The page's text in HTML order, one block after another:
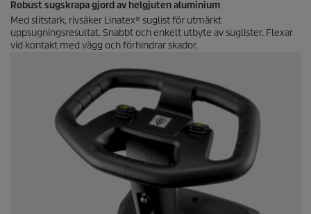
Robust sugskrapa gjord av helgjuten aluminium
Med slitstark, rivsäker Linatex® suglist för utmärkt
uppsugningsresultat. Snabbt och enkelt utbyte av suglister. Flexar
vid kontakt med vägg och förhindrar skador.